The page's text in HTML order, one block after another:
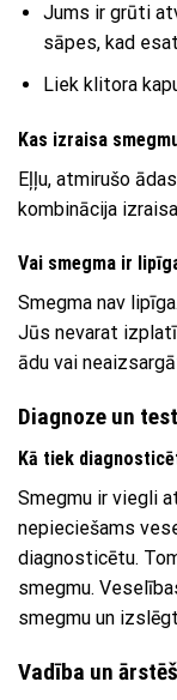
Jums ir grūti
sāpes, kad
Liek klitora
Kas izraisa
Eļļu, atmirušo
kombinācija
Vai smegma ir
Smegma nav
Jūs nevarat
ādu vai
Diagnoze un
Kā tiek
Smegmu ir viegli
nepieciešams
diagnosticētu.
smegmu.
smegmu un
Vadība un